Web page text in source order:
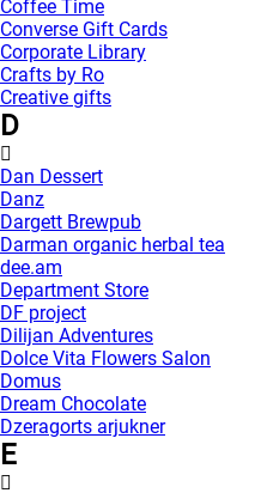
Coffee Time
Converse Gift Cards
Corporate Library
Crafts by Ro
Creative gifts
D
Dan Dessert
Danz
Dargett Brewpub
Darman organic herbal tea
dee.am
Department Store
DF project
Dilijan Adventures
Dolce Vita Flowers Salon
Domus
Dream Chocolate
Dzeragorts arjukner
E